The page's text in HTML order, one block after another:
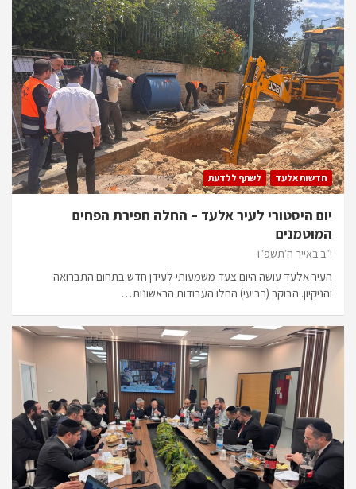
חדשות אלעד לשתף ללדעת
יום היסטורי לעיר אלעד – החלה חפירת הפחים
המוטמנים
י״ב באייר ה׳תשפ״ו
העיר אלעד עושה היום צעד משמעותי לעידן חדש בתחום התברואה
והניקיון. הבוקר (רביעי) החלו העבודות הראשונות…